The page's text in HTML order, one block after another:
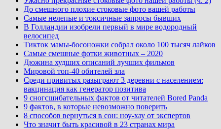
До смешного плохие стоковые фото вашей работы
Самые нелепые и токсичные запросы бывших
В Голландии изобрели первый в мире водородный
велосипед
Тикток мамы-босоножки собрал около 100 тысяч лайков
Самые смешные фотки животных – 2020
Дюжина худших описаний лучших фильмов
Мировой топ-40 обителей зла
Среди привитых разыграют 3 деревни с населением:
вакцинация как генератор позитива
9 сногсшибательных фактов от читателей Bored Panda
9 фактов, в которые невозможно поверить
8 способов вернуться в сон: ноу-хау от экспертов
Что значит быть красивой в 23 странах мира